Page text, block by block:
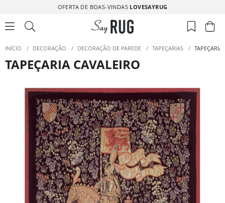
OFERTA DE BOAS-VINDAS LOVESAYRUG
INÍCIO / DECORAÇÃO / DECORAÇÃO DE PAREDE / TAPEÇARIAS / TAPEÇARIA
TAPEÇARIA CAVALEIRO